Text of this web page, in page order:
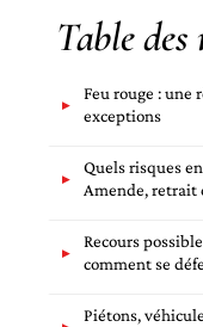
Table des
Feu rouge : une
exceptions
Quels risques
Amende, retrait
Recours
comment se
Piétons,